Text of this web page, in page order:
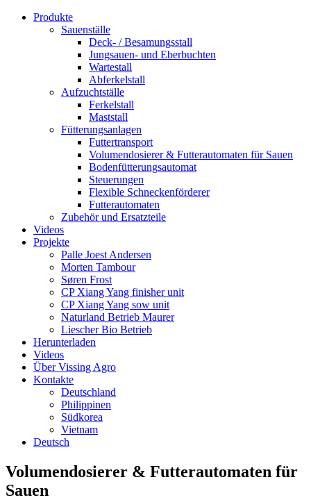
Produkte
Sauenställe
Deck- / Besamungsstall
Jungsauen- und Eberbuchten
Wartestall
Abferkelstall
Aufzuchtställe
Ferkelstall
Maststall
Fütterungsanlagen
Futtertransport
Volumendosierer & Futterautomaten für Sauen
Bodenfütterungsautomat
Steuerungen
Flexible Schneckenförderer
Futterautomaten
Zubehör und Ersatzteile
Videos
Projekte
Palle Joest Andersen
Morten Tambour
Søren Frost
CP Xiang Yang finisher unit
CP Xiang Yang sow unit
Naturland Betrieb Maurer
Liescher Bio Betrieb
Herunterladen
Videos
Über Vissing Agro
Kontakte
Deutschland
Philippinen
Südkorea
Vietnam
Deutsch
Volumendosierer & Futterautomaten für
Sauen